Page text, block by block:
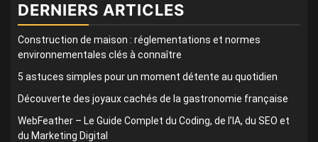
DERNIERS ARTICLES
Construction de maison : réglementations et normes
environnementales clés à connaître
5 astuces simples pour un moment détente au quotidien
Découverte des joyaux cachés de la gastronomie française
WebFeather – Le Guide Complet du Coding, de l’IA, du SEO et
du Marketing Digital